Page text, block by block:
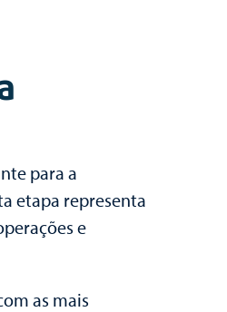
para a
etapa representa
e
as mais